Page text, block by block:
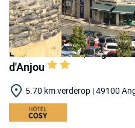
LOGIS HOTELS | Logis
d'Anjou
5.70 km verderop | 49100